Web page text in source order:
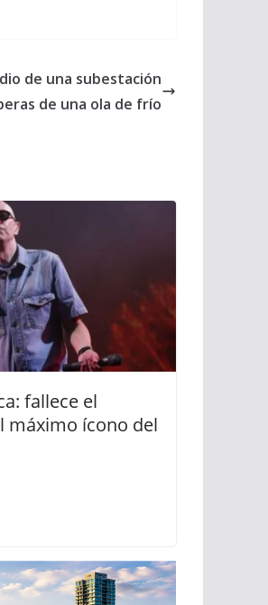
de una subestación
de una ola de frío
fallece el
máximo ícono del